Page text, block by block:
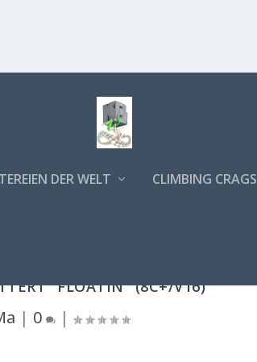
DER WELT CLIMBING CRAGS
"FLOATIN" (8C+/V16)
| 0 |